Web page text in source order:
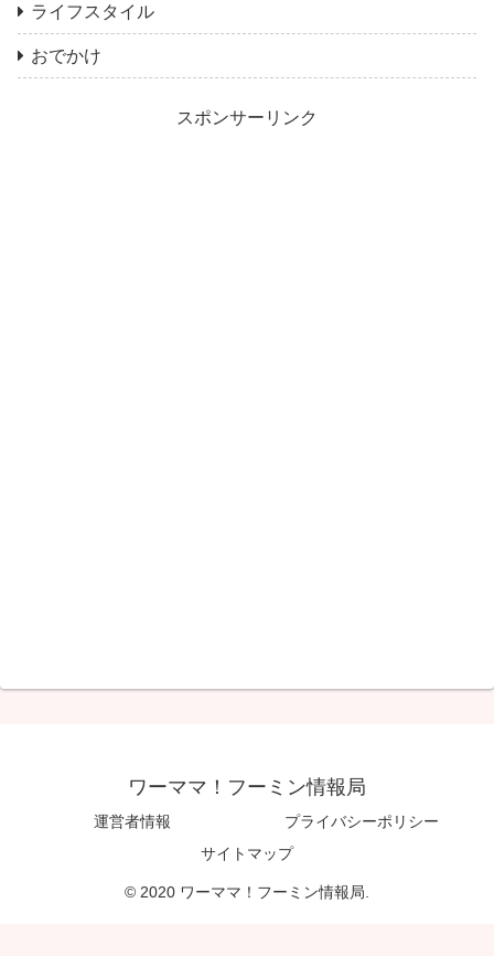
ライフスタイル
おでかけ
スポンサーリンク
ワーママ！フーミン情報局
運営者情報
プライバシーポリシー
サイトマップ
© 2020 ワーママ！フーミン情報局.